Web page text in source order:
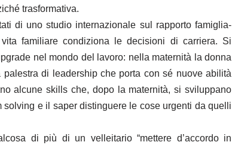
giocotrasformativa.
di uno studio internazionale sul rapporto famiglia-
familiare condiziona le decisioni di carriera. Si
nel mondo del lavoro: nella maternità la donna
di leadership che porta con sé nuove abilità
alcune skills che, dopo la maternità, si sviluppano
e il saper distinguere le cose urgenti da quelli
di più di un velleitario “mettere d’accordo in